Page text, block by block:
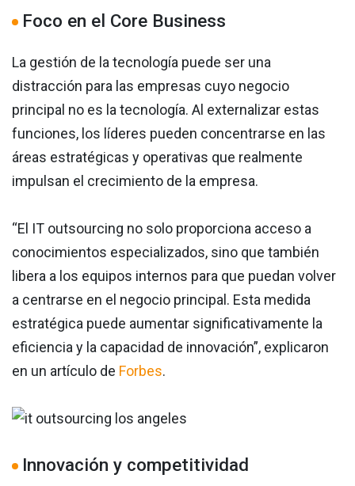
Foco en el Core Business
La gestión de la tecnología puede ser una
distracción para las empresas cuyo negocio
principal no es la tecnología. Al externalizar estas
funciones, los líderes pueden concentrarse en las
áreas estratégicas y operativas que realmente
impulsan el crecimiento de la empresa.
“El IT outsourcing no solo proporciona acceso a
conocimientos especializados, sino que también
libera a los equipos internos para que puedan volver
a centrarse en el negocio principal. Esta medida
estratégica puede aumentar significativamente la
eficiencia y la capacidad de innovación”, explicaron
en un artículo de Forbes.
Innovación y competitividad